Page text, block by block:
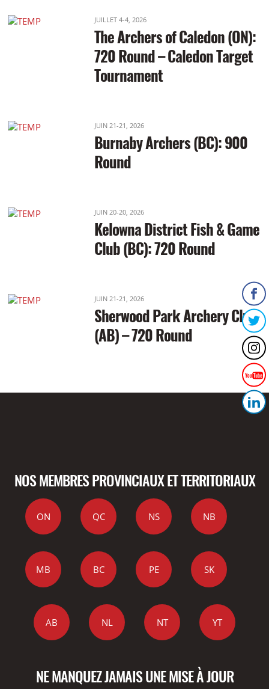
JUILLET 4-4, 2026
The Archers of Caledon (ON):
720 Round – Caledon Target
Tournament
JUIN 21-21, 2026
Burnaby Archers (BC): 900
Round
JUIN 20-20, 2026
Kelowna District Fish & Game
Club (BC): 720 Round
JUIN 21-21, 2026
Sherwood Park Archery Club
(AB) – 720 Round
NOS MEMBRES PROVINCIAUX ET TERRITORIAUX
ON QC NS NB
MB BC PE SK
AB NL NT YT
NE MANQUEZ JAMAIS UNE MISE À JOUR